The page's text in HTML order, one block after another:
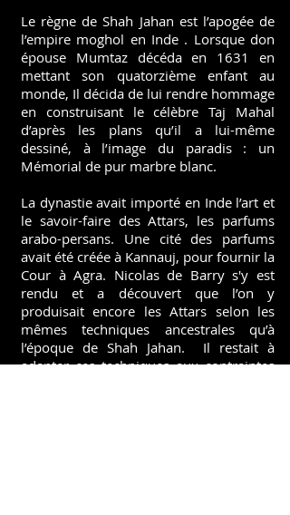
Le règne de Shah Jahan est l’apogée de
l’empire moghol en Inde . Lorsque don
épouse Mumtaz décéda en 1631 en
mettant son quatorzième enfant au
monde, Il décida de lui rendre hommage
en construisant le célèbre Taj Mahal
d’après les plans qu’il a lui-même
dessiné, à l’image du paradis : un
Mémorial de pur marbre blanc.
La dynastie avait importé en Inde l’art et
le savoir-faire des Attars, les parfums
arabo-persans. Une cité des parfums
avait été créée à Kannauj, pour fournir la
Cour à Agra. Nicolas de Barry s'y est
rendu et a découvert que l’on y
produisait encore les Attars selon les
mêmes techniques ancestrales qu’à
l’époque de Shah Jahan. Il restait à
adapter ces techniques aux contraintes